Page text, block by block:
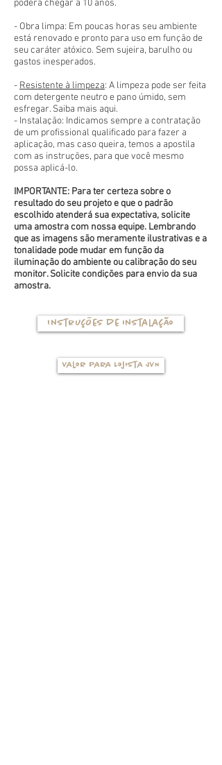
poderá chegar a 10 anos.
- Obra limpa: Em poucas horas seu ambiente
está renovado e pronto para uso em função de
seu caráter atóxico. Sem sujeira, barulho ou
gastos inesperados.
- Resistente à limpeza: A limpeza pode ser feita
com detergente neutro e pano úmido, sem
esfregar. Saiba mais aqui.
- Instalação: Indicamos sempre a contratação
de um profissional qualificado para fazer a
aplicação, mas caso queira, temos a apostila
com as instruções, para que você mesmo
possa aplicá-lo.
IMPORTANTE: Para ter certeza sobre o
resultado do seu projeto e que o padrão
escolhido atenderá sua expectativa, solicite
uma amostra com nossa equipe. Lembrando
que as imagens são meramente ilustrativas e a
tonalidade pode mudar em função da
iluminação do ambiente ou calibração do seu
monitor. Solicite condições para envio da sua
amostra.
Instruções de instalação
Valor para Lojista JVN